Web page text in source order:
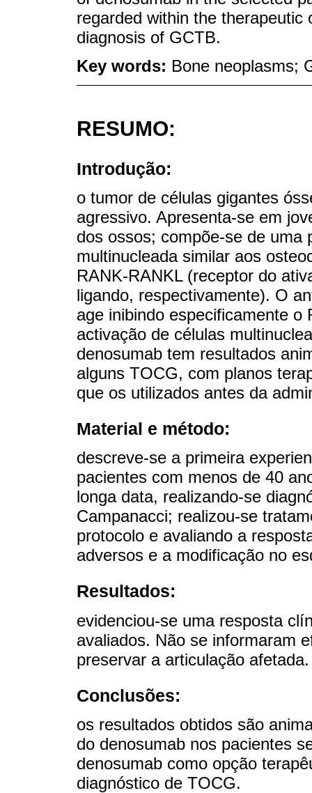
regarded within the
diagnosis of GCTB.
Key words: Bone neoplasms;
RESUMO:
Introdução:
o tumor de células gigantes
agressivo. Apresenta-se em
dos ossos; compõe-se de uma
multinucleada similar aos
RANK-RANKL (receptor do
ligando, respectivamente). O
age inibindo especificamente
activação de células
denosumab tem resultados
alguns TOCG, com planos
que os utilizados antes da
Material e método:
descreve-se a primeira
pacientes com menos de 40
longa data, realizando-se
Campanacci; realizou-se
protocolo e avaliando a
adversos e a modificação no
Resultados:
evidenciou-se uma resposta
avaliados. Não se informaram
preservar a articulação afetada.
Conclusões:
os resultados obtidos são
do denosumab nos pacientes
denosumab como opção
diagnóstico de TOCG.